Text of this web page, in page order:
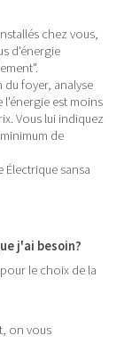
chez vous,
d'énergie
foyer, analyse
l'énergie est moins
Vous lui indiquez
de
j'ai besoin?
le choix de la
on vous